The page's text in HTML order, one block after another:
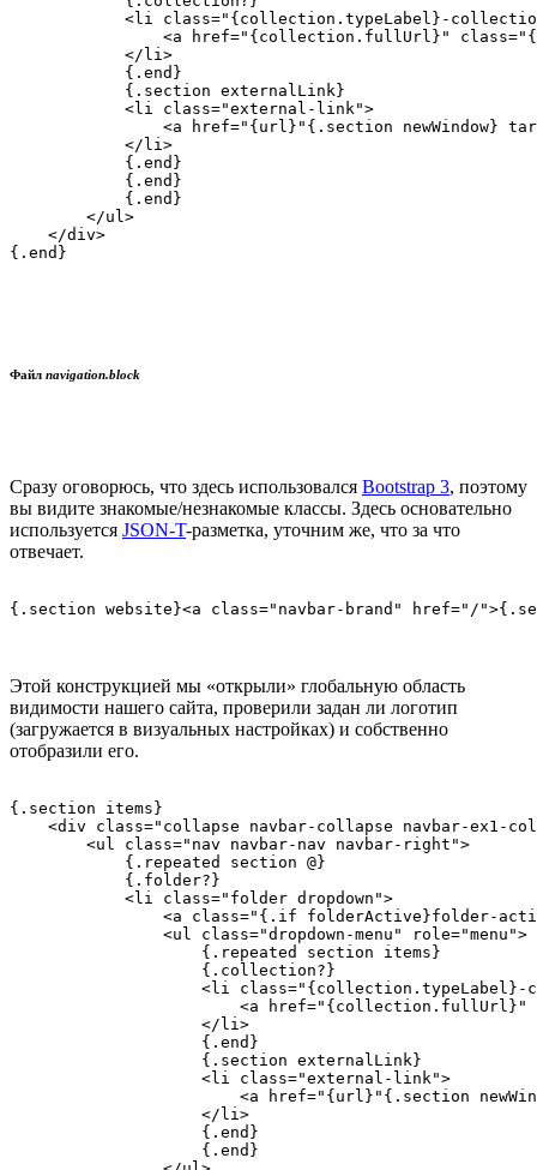
<li class="{collection.typeLabel}-
<a href="{collection.fullUrl}"
            </li>
            {.end}
            {.section externalLink}
            <li class="external-link">
<a href="{url}"{.section newWindow}
            </li>
            {.end}
            {.end}
            {.end}
        </ul>
    </div>
{.end}
Файл navigation.block
Сразу оговорюсь, что здесь использовался Bootstrap 3, поэтому
вы видите знакомые/незнакомые классы. Здесь основательно
используется JSON-T-разметка, уточним же, что за что
отвечает.
Этой конструкцией мы «открыли» глобальную область
видимости нашего сайта, проверили задан ли логотип
(загружается в визуальных настройках) и собственно
отобразили его.
{.section items}
<div class="collapse navbar-collapse navbar-ex1-
        <ul class="nav navbar-nav navbar-right">
            {.repeated section @}
            {.folder?}
            <li class="folder dropdown">
<a class="{.if folderActive}folder-
                <ul class="dropdown-menu" role="menu">
                    {.repeated section items}
                    {.collection?}
<li
<a
                    </li>
                    {.end}
                    {.section externalLink}
                    <li class="external-link">
<a href="{url}"{.section
                    </li>
                    {.end}
                    {.end}